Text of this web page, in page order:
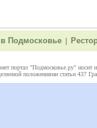
Подмосковье
портал "Подмосковье.ру" носит
положениями статьи 437